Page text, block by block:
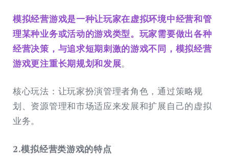
模拟经营游戏是一种让玩家在虚拟环境中经营和管
理某种业务或活动的游戏类型。玩家需要做出各种
经营决策，与追求短期刺激的游戏不同，模拟经营
游戏更注重长期规划和发展。
核心玩法：让玩家扮演管理者角色，通过策略规
划、资源管理和市场适应来发展和扩展自己的虚拟
业务。
2.模拟经营类游戏的特点